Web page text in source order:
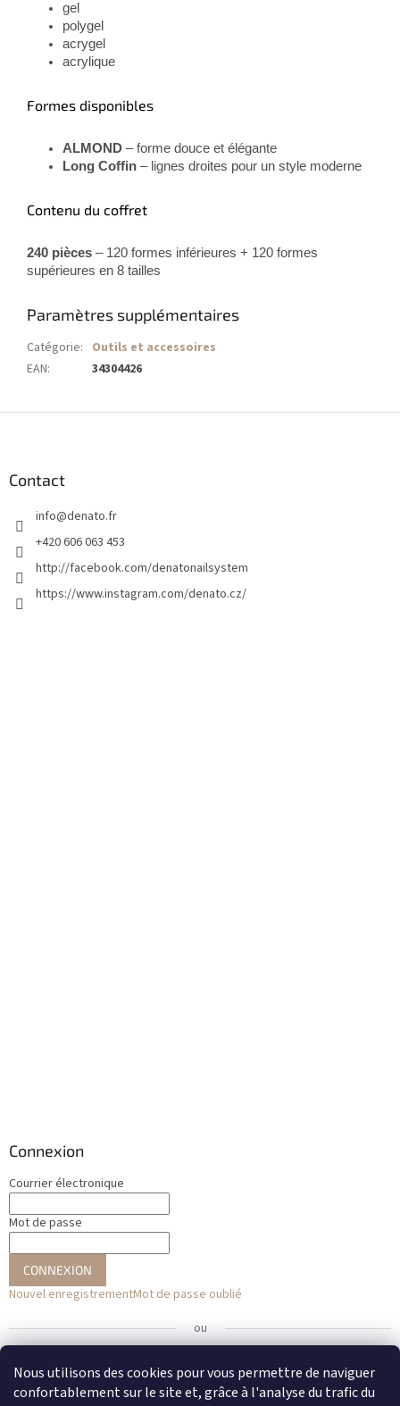
Nous utilisons des cookies pour vous permettre de naviguer
confortablement sur le site et, grâce à l'analyse du trafic du
gel
polygel
acrygel
acrylique
Formes disponibles
ALMOND – forme douce et élégante
Long Coffin – lignes droites pour un style moderne
Contenu du coffret
240 pièces – 120 formes inférieures + 120 formes
supérieures en 8 tailles
Paramètres supplémentaires
Catégorie: Outils et accessoires
EAN: 34304426
Contact
info@denato.fr
+420 606 063 453
http://facebook.com/denatonailsystem
https://www.instagram.com/denato.cz/
Connexion
Courrier électronique
Mot de passe
CONNEXION
Nouvel enregistrementMot de passe oublié
ou
Se connecter avec Facebook